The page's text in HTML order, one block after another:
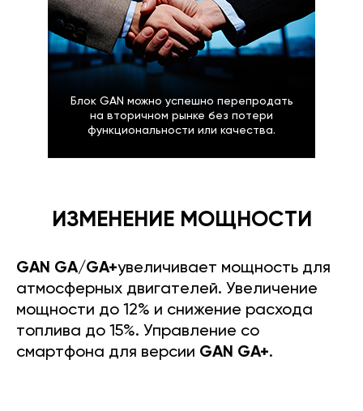
Блок GAN можно успешно перепродать
на вторичном рынке без потери
функциональности или качества.
ИЗМЕНЕНИЕ МОЩНОСТИ
GAN GA/GA+увеличивает мощность для
атмосферных двигателей. Увеличение
мощности до 12% и снижение расхода
топлива до 15%. Управление со
смартфона для версии GAN GA+.